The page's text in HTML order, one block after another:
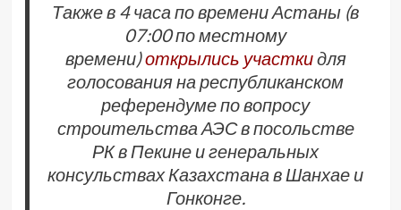
Также в 4 часа по времени Астаны (в
07:00 по местному
времени)открылись участкидля
голосования на республиканском
референдуме по вопросу
строительства АЭС в посольстве
РК в Пекине и генеральных
консульствах Казахстана в Шанхае и
Гонконге.